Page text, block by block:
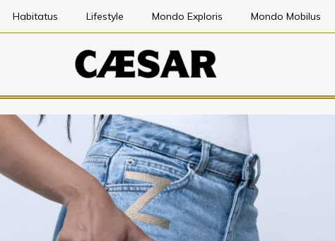
Habitatus Lifestyle Mondo Exploris Mondo Mobilus